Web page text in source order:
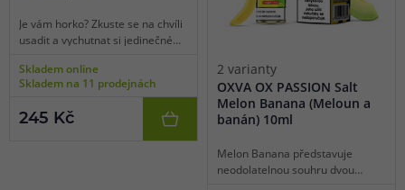
Je vám horko? Zkuste se na chvíli
usadit a vychutnat si jedinečné
Tropická nádhera v podobě
plátků čerstvě nasekaného
a štiplavostí protkaná vrstvami
Skladem online
Skladem na 11 prodejnách
245 Kč
2 varianty
OXVA OX PASSION Salt
Melon Banana (Meloun a
banán) 10ml
Melon Banana představuje
neodolatelnou souhru dvou